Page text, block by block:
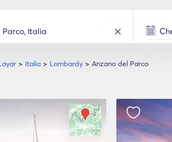
Italia Lombardy Anzano del Parco